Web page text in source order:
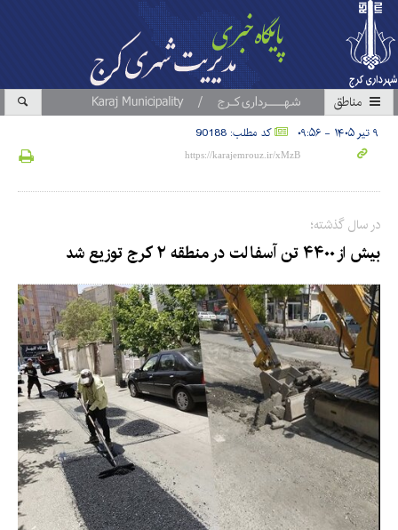
مناطق
۹ تیر ۱۴۰۵ - ۰۹:۵۶ کد مطلب: 90188
در سال گذشته؛
بیش از ۴۴۰۰ تن آسفالت در منطقه ۲ کرج توزیع شد